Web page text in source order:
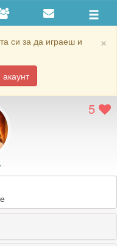
×
си за да играеш и
5